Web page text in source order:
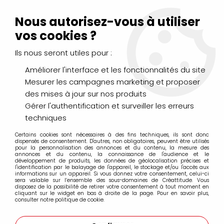
(France, Belgique et Luxembourg)
Service client
Le Mans
Accueil >PEINTURES >Huile
Peintures à l'huiles fines et extra-fines
La peinture à l'huileest une des techniques picturales,
dans laquelle on utilise un mélange de pigments et d'huile
siccative (le liant) , permettant d'obtenir une pâte plus ou
moins épaisse et grasse. Cette pâte s'applique à l'aide
de brosses ou de pinceaux sur un support en toile
apprêtée montée sur un châssis, ou marouflée sur un
comme le carton ou le bois. Plusieurs types de diluants et
Nous autorisez-vous à utiliser
vos cookies ?
Ils nous seront utiles pour :
Améliorer l'interface et les fonctionnalités du site
Mesurer les campagnes marketing et proposer
des mises à jour sur nos produits
Gérer l'authentification et surveiller les erreurs
techniques
Certains cookies sont nécessaires à des fins techniques, ils sont donc
dispensés de consentement. D'autres, non obligatoires, peuvent être utilisés
pour la personnalisation des annonces et du contenu, la mesure des
annonces et du contenu, la connaissance de l'audience et le
développement de produits, les données de géolocalisation précises et
l'identification par le balayage de l'appareil, le stockage et/ou l'accès aux
informations sur un appareil. Si vous donnez votre consentement, celui-ci
sera valable sur l’ensemble des sous-domaines de Créattitude. Vous
disposez de la possibilité de retirer votre consentement à tout moment en
cliquant sur le widget en bas à droite de la page. Pour en savoir plus,
consulter notre politique de cookie.